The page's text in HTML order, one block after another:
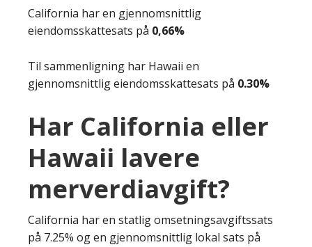
California har en gjennomsnittlig
eiendomsskattesats på 0,66%
Til sammenligning har Hawaii en
gjennomsnittlig eiendomsskattesats på 0.30%
Har California eller
Hawaii lavere
merverdiavgift?
California har en statlig omsetningsavgiftssats
på 7.25% og en gjennomsnittlig lokal sats på